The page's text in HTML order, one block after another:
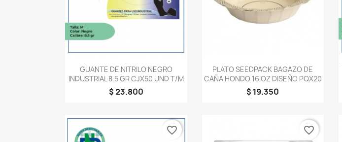
 Vista rápida
GUANTE DE NITRILO NEGRO
INDUSTRIAL 8.5 GR CJX50 UND T/M
$ 23.800
Vista rápida
PLATO SEEDPACK BAGAZO DE
CAÑA HONDO 16 OZ DISEÑO PQX20
$ 19.350
favorite_border favorite_border